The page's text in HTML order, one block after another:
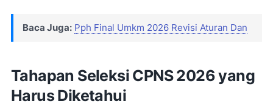
Baca Juga: Pph Final Umkm 2026 Revisi Aturan Dan
Tahapan Seleksi CPNS 2026 yang
Harus Diketahui